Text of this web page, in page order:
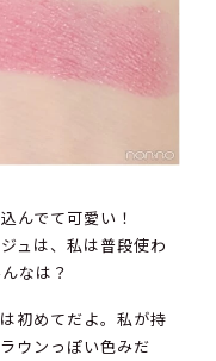
んでて可愛い！
ュは、私は普段使わ
なは？
初めてだよ。私が持
ウンっぽい色みだ